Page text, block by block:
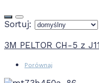
Sortuj:
3M PELTOR CH-5 z
Porównaj